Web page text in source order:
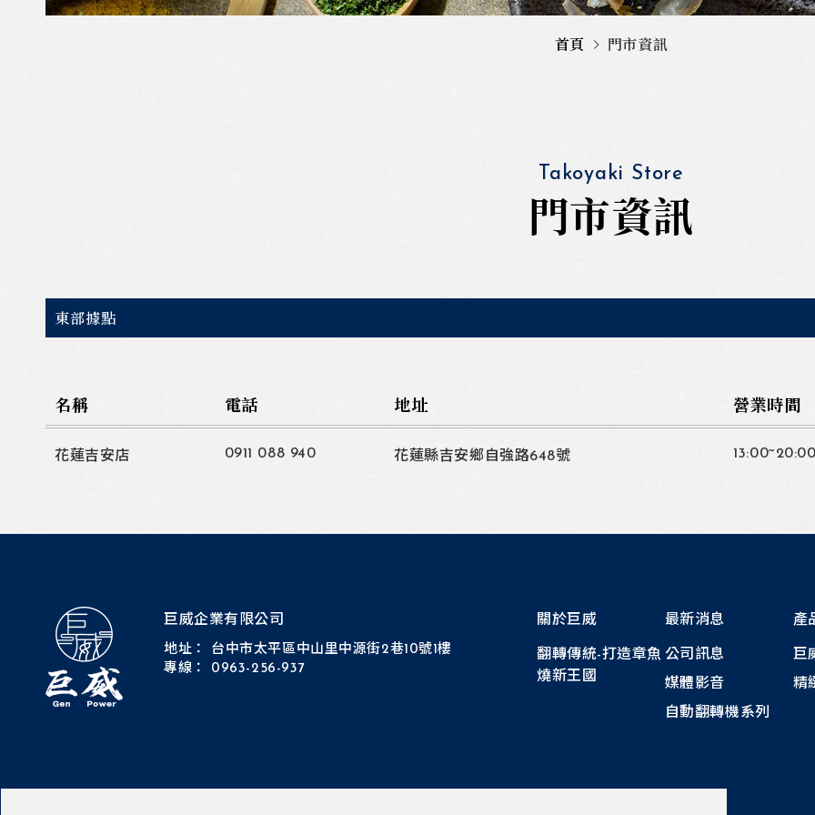
首頁 門市資訊
Takoyaki Store
門市資訊
東部據點
名稱 電話 地址 營業時間
花蓮吉安店 0911 088 940 花蓮縣吉安鄉自強路648號
巨威企業有限公司
地址：
台中市太平區中山里中源街2巷10號1樓
專線：
0963-256-937
關於巨威
翻轉傳統-打造章魚
燒新王國
最新消息
公司訊息
媒體影音
自動翻轉機系列
產
巨
精